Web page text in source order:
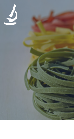
Enfermedades